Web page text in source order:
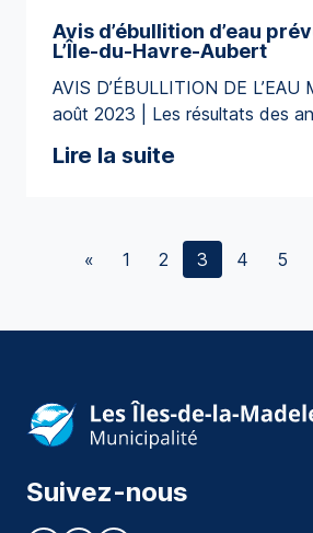
gestes à poser en cas de
Avis d’ébullition d’eau
L’Île-du-Havre-Aubert
AVIS D’ÉBULLITION DE L’EAU
août 2023 | Les résultats des
qu’elle peut être consommée
Bassin, est donc levé. MISE À
août […]
Lire la suite
« 1 2 3 4 5
Suivez-nous